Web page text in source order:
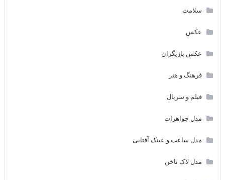
سلامت
عکس
عکس بازیگران
فرهنگ و هنر
فیلم و سریال
مدل جواهرات
مدل ساعت و عینک آفتابی
مدل لاک ناخن